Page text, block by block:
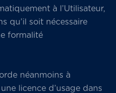
à l’Utilisateur,
qu’il soit nécessaire
formalité
néanmoins à
licence d’usage dans